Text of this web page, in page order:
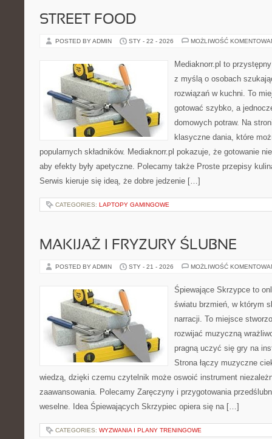
STREET FOOD
POSTED BY ADMIN STY - 22 - 2026 MOŻLIWOŚĆ
Mediaknorr.pl to
z myślą o osobach
rozwiązań w kuchni. To
gotować szybko, a
domowych potraw. Na
klasyczne dania, które
popularnych składników. Mediaknorr.pl pokazuje, że gotowanie
aby efekty były apetyczne. Polecamy także Proste przepisy
Serwis kieruje się ideą, że dobre jedzenie […]
CATEGORIES: LAPTOPY GAMINGOWE
MAKIJAŻ I FRYZURY ŚLUBNE
POSTED BY ADMIN STY - 21 - 2026 MOŻLIWOŚĆ
Śpiewające Skrzypce to
światu brzmień, w którym
narracji. To miejsce
rozwijać muzyczną
pragną uczyć się gry na
Strona łączy muzyczne
wiedzą, dzięki czemu czytelnik może oswoić instrument
zaawansowania. Polecamy Zaręczyny i przygotowania
weselne. Idea Śpiewających Skrzypiec opiera się na […]
CATEGORIES: WYZWANIA I PLANY TRENINGOWE